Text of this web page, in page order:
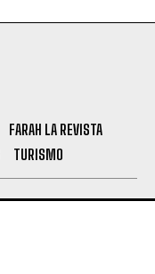
FARAH LA REVISTA
TURISMO